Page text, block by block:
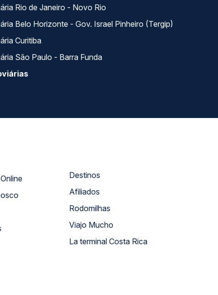
Rio de Janeiro - Novo Rio
Belo Horizonte - Gov. Israel Pinheiro (Tergip)
Curitiba
São Paulo - Barra Funda
Atendimento Online
Destinos
Afiliados
Rodomilhas
Viajo Mucho
La terminal Costa Rica